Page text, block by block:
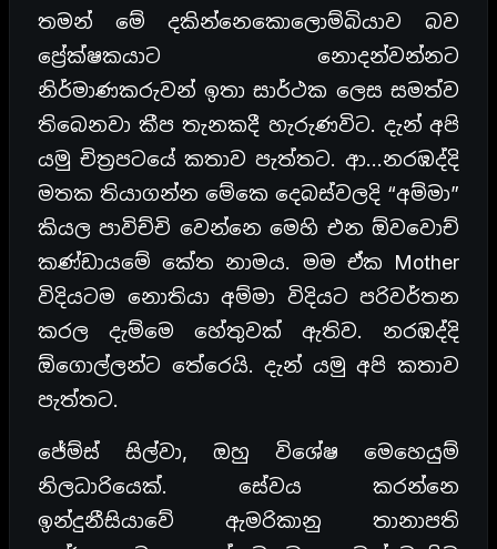
තමන් මේ දකින්නෙකොලොම්බියාව බව
ප්‍රේක්ෂකයාට නොදන්වන්නට
නිර්මාණකරුවන් ඉතා සාර්ථක ලෙස සමත්ව
තිබෙනවා කීප තැනකදී හැරුණවිට. දැන් අපි
යමු චිත්‍රපටයේ කතාව පැත්තට. ආ…නරඹද්දි
මතක තියාගන්න මේකෙ දෙබස්වලදි “අම්මා”
කියල පාවිච්චි වෙන්නෙ මෙහි එන ඕවවොච්
කණ්ඩායමේ කේත නාමය. මම ඒක Mother
විදියටම නොතියා අම්මා විදියට පරිවර්තන
කරල දැම්මෙ හේතුවක් ඇතිව. නරඹද්දි
ඕගොල්ලන්ට තේරෙයි. දැන් යමු අපි කතාව
පැත්තට.
ජේම්ස් සිල්වා, ඔහු විශේෂ මෙහෙයුම්
නිලධාරියෙක්. සේවය කරන්නෙ
ඉන්දුනීසියාවේ ඇමරිකානු තානාපති